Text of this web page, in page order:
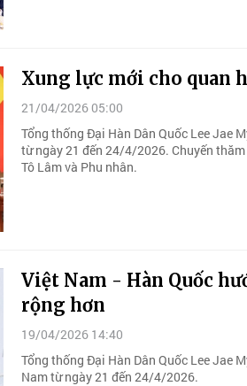
Xung lực mới cho quan
21/04/2026 05:00
Tổng thống Đại Hàn Dân Quốc Lee Jae
từ ngày 21 đến 24/4/2026. Chuyến
Tô Lâm và Phu nhân.
Việt Nam - Hàn Quốc
rộng hơn
19/04/2026 14:40
Tổng thống Đại Hàn Dân Quốc Lee Jae
Nam từ ngày 21 đến 24/4/2026.